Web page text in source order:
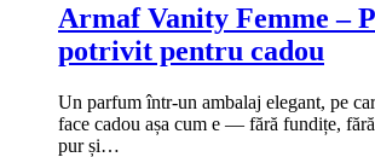
Armaf Vanity Femme –
potrivit pentru cadou
Un parfum într-un ambalaj elegant, pe
face cadou așa cum e — fără fundițe,
pur și…